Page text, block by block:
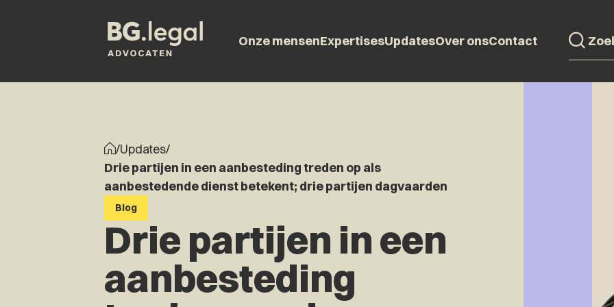
Onze mensenExpertisesUpdatesOver onsContact
/Updates/
Drie partijen in een aanbesteding treden op als
aanbestedende dienst betekent; drie partijen dagvaarden
Blog
Drie partijen in een
aanbesteding